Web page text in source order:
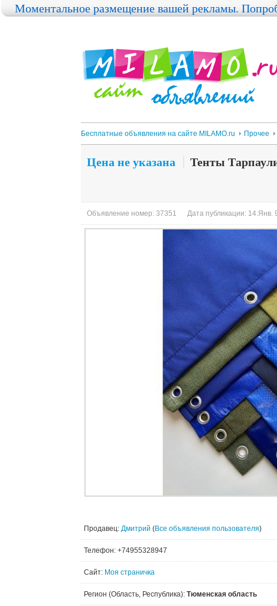
Бесплатные объявления на сайте MILAMO.ru Прочее
Цена не указана Тенты
Объявление номер: 37351 Дата публикации: 14.Янв.
Продавец: Дмитрий (Все объявления пользователя)
Телефон: +74955328947
Сайт: Моя страничка
Регион (Область, Республика): Тюменская область
Моментальное размещение вашей рекламы.